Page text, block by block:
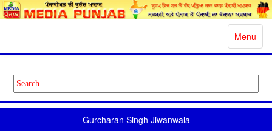
Toggle
Menu
Gurcharan Singh Jiwanwala